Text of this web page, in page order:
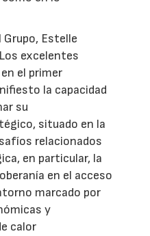
Estelle
excelentes
el primer
la capacidad
su
situado en la
relacionados
en particular, la
en el acceso
marcado por
y
calor